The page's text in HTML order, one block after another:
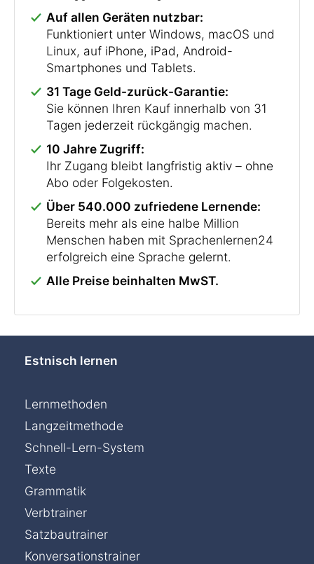
Auf allen Geräten nutzbar:
Funktioniert unter Windows, macOS und
Linux, auf iPhone, iPad, Android-
Smartphones und Tablets.
31 Tage Geld-zurück-Garantie:
Sie können Ihren Kauf innerhalb von 31
Tagen jederzeit rückgängig machen.
10 Jahre Zugriff:
Ihr Zugang bleibt langfristig aktiv – ohne
Abo oder Folgekosten.
Über 540.000 zufriedene Lernende:
Bereits mehr als eine halbe Million
Menschen haben mit Sprachenlernen24
erfolgreich eine Sprache gelernt.
Alle Preise beinhalten MwST.
Estnisch lernen
Lernmethoden
Langzeitmethode
Schnell-Lern-System
Texte
Grammatik
Verbtrainer
Satzbautrainer
Konversationstrainer